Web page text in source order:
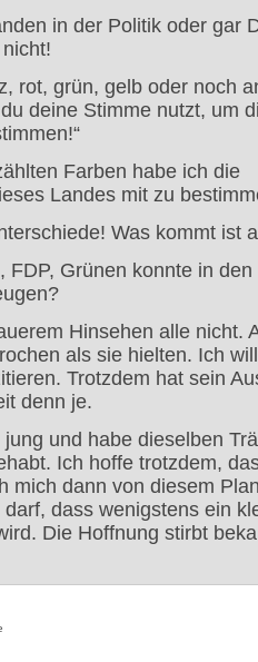
in der Politik oder gar
rot, grün, gelb oder noch
deine Stimme nutzt, um
Farben habe ich die
Landes mit zu
Was kommt ist
FDP, Grünen konnte in den
Hinsehen alle nicht.
als sie hielten. Ich
Trotzdem hat sein
denn je.
und habe dieselben
Ich hoffe trotzdem,
mich dann von diesem
dass wenigstens ein
Die Hoffnung stirbt